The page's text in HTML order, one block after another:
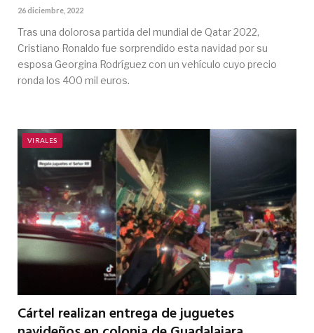
26 diciembre, 2022
Tras una dolorosa partida del mundial de Qatar 2022,
Cristiano Ronaldo fue sorprendido esta navidad por su
esposa Georgina Rodríguez con un vehículo cuyo precio
ronda los 400 mil euros.
VIRALES
Cártel realizan entrega de juguetes